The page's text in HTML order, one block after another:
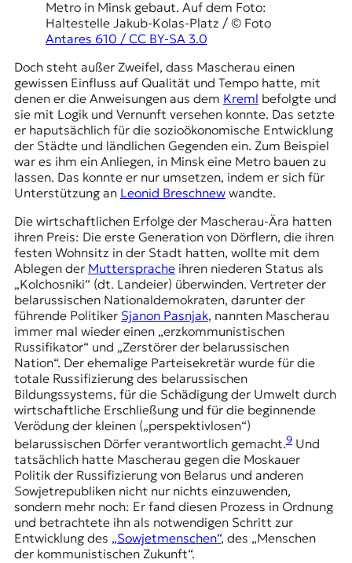
Metro in Minsk gebaut. Auf dem Foto:
Haltestelle Jakub-Kolas-Platz / © Foto
Antares 610 / CC BY-SA 3.0
Doch steht außer Zweifel, dass Mascherau einen
gewissen Einfluss auf Qualität und Tempo hatte, mit
denen er die Anweisungen aus dem Kreml befolgte und
sie mit Logik und Vernunft versehen konnte. Das setzte
er haputsächlich für die sozioökonomische Entwicklung
der Städte und ländlichen Gegenden ein. Zum Beispiel
war es ihm ein Anliegen, in Minsk eine Metro bauen zu
lassen. Das konnte er nur umsetzen, indem er sich für
Unterstützung an Leonid Breschnewwandte.
Die wirtschaftlichen Erfolge der Mascherau-Ära hatten
ihren Preis: Die erste Generation von Dörflern, die ihren
festen Wohnsitz in der Stadt hatten, wollte mit dem
Ablegen der Mutterspracheihren niederen Status als
„Kolchosniki“ (dt. Landeier) überwinden. Vertreter der
belarussischen Nationaldemokraten, darunter der
führende Politiker Sjanon Pasnjak, nannten Mascherau
immer mal wieder einen „erzkommunistischen
Russifikator“ und „Zerstörer der belarussischen
Nation“. Der ehemalige Parteisekretär wurde für die
totale Russifizierung des belarussischen
Bildungssystems, für die Schädigung der Umwelt durch
wirtschaftliche Erschließung und für die beginnende
Verödung der kleinen („perspektivlosen“)
belarussischen Dörfer verantwortlich gemacht.9Und
tatsächlich hatte Mascherau gegen die Moskauer
Politik der Russifizierung von Belarus und anderen
Sowjetrepubliken nicht nur nichts einzuwenden,
sondern mehr noch: Er fand diesen Prozess in Ordnung
und betrachtete ihn als notwendigen Schritt zur
Entwicklung des „Sowjetmenschen“, des „Menschen
der kommunistischen Zukunft“.